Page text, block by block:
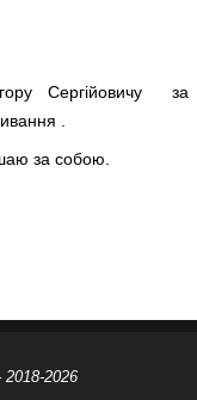
Сергійовичу за
.
за собою.
голова
2026